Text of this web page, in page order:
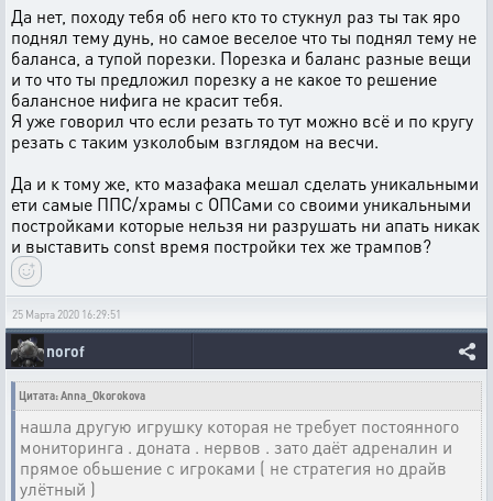
Да нет, походу тебя об него кто то стукнул раз ты так яро
поднял тему дунь, но самое веселое что ты поднял тему не
баланса, а тупой порезки. Порезка и баланс разные вещи
и то что ты предложил порезку а не какое то решение
балансное нифига не красит тебя.
Я уже говорил что если резать то тут можно всё и по кругу
резать с таким узколобым взглядом на весчи.
Да и к тому же, кто мазафака мешал сделать уникальными
ети самые ППС/храмы с ОПСами со своими уникальными
постройками которые нельзя ни разрушать ни апать никак
и выставить const время постройки тех же трампов?
25 Марта 2020 16:29:51
norof
Цитата: Anna_Okorokova
нашла другую игрушку которая не требует постоянного
мониторинга . доната . нервов . зато даёт адреналин и
прямое обьшение с игроками ( не стратегия но драйв
улётный )